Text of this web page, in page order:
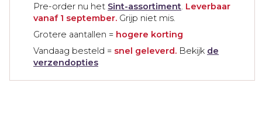
Pre-order nu het Sint-assortiment. Leverbaar
vanaf 1 september. Grijp niet mis.
Grotere aantallen = hogere korting
Vandaag besteld = snel geleverd. Bekijk de
verzendopties